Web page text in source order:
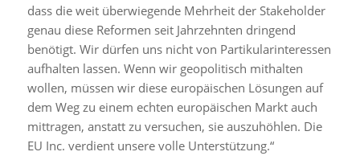
dass die weit überwiegende Mehrheit der Stakeholder
genau diese Reformen seit Jahrzehnten dringend
benötigt. Wir dürfen uns nicht von Partikularinteressen
aufhalten lassen. Wenn wir geopolitisch mithalten
wollen, müssen wir diese europäischen Lösungen auf
dem Weg zu einem echten europäischen Markt auch
mittragen, anstatt zu versuchen, sie auszuhöhlen. Die
EU Inc. verdient unsere volle Unterstützung.“